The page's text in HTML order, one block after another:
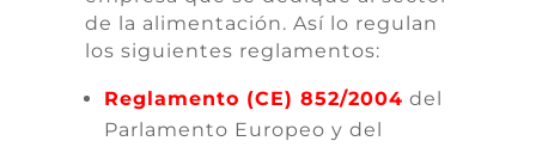
de la alimentación. Así lo regulan
los siguientes reglamentos:
Reglamento (CE) 852/2004 del
Parlamento Europeo y del